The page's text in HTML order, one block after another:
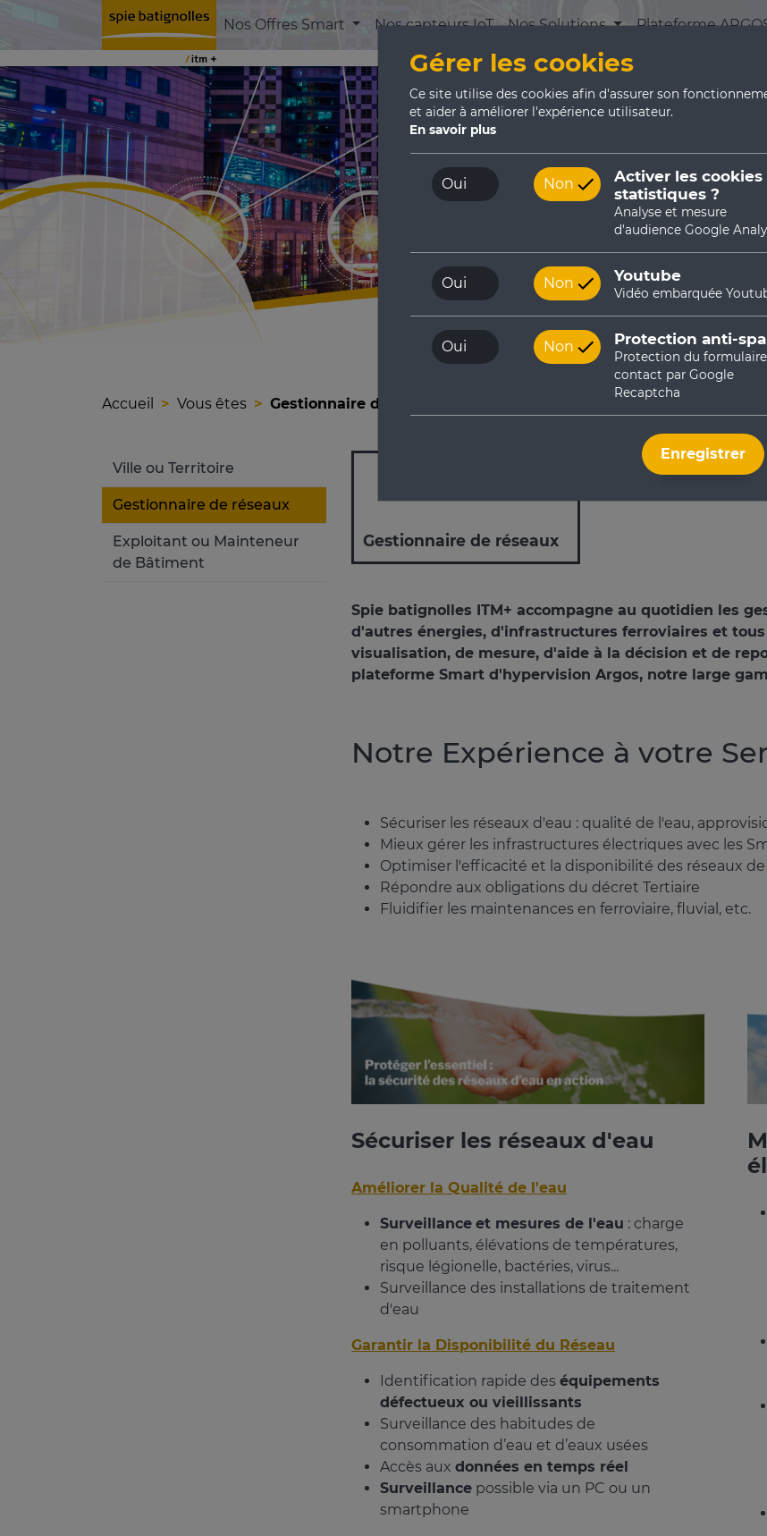
Vous êtes Nos Offres Smart Nos capteurs IoT Nos Solutions Plateforme
Accueil Vous êtes Gestionnaire de réseaux
Ville ou Territoire
Gestionnaire de réseaux
Exploitant ou Mainteneur
de Bâtiment
Gestionnaire de réseaux
Spie batignolles ITM+ accompagne au quotidien les
d'autres énergies, d'infrastructures ferroviaires et
visualisation, de mesure, d'aide à la décision et de
plateforme Smart d'hypervision Argos, notre large
Notre Expérience à votre
Sécuriser les réseaux d'eau : qualité de l'eau,
Mieux gérer les infrastructures électriques avec les
Optimiser l'efficacité et la disponibilité des réseaux
Répondre aux obligations du décret Tertiaire
Fluidifier les maintenances en ferroviaire, fluvial, etc.
Sécuriser les réseaux d'eau
Améliorer la Qualité de l'eau
Surveillance et mesures de l'eau : charge
en polluants, élévations de températures,
risque légionelle, bactéries, virus...
Surveillance des installations de traitement
d'eau
Garantir la Disponibilité du Réseau
Identification rapide des équipements
défectueux ou vieillissants
Surveillance des habitudes de
consommation d’eau et d’eaux usées
Accès aux données en temps réel
Surveillance possible via un PC ou un
smartphone
Gérer les cookies
Ce site utilise des cookies afin d'assurer son
et aider à améliorer l'expérience utilisateur.
En savoir plus
Oui Non
Activer les cookies
statistiques ?
Analyse et mesure
d'audience Google
Oui Non Youtube
Vidéo embarquée
Oui Non Protection anti-
Protection du
contact par Google
Recaptcha
Enregistrer